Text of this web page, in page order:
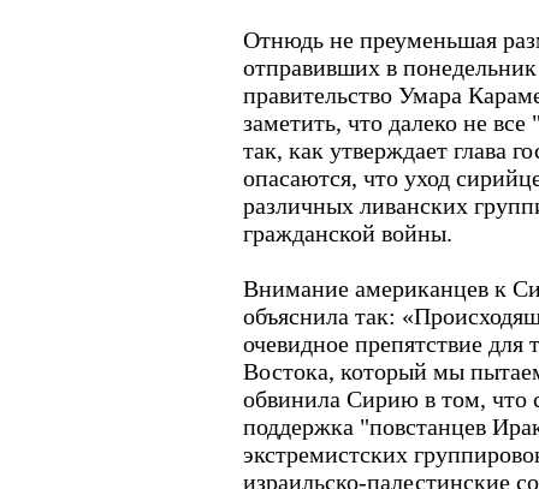
Отнюдь не преуменьшая
отправивших в
правительство Умара
заметить, что далеко не
так, как утверждает глава
опасаются, что уход
различных ливанских
гражданской войны.
Внимание американцев к
объяснила так:
очевидное препятствие для
Востока, который мы
обвинила Сирию в том, что
поддержка "повстанцев
экстремистских
израильско-палестинские